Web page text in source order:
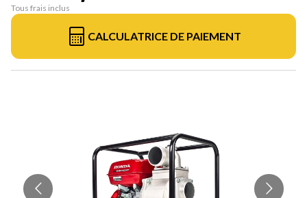
Tous frais inclus
CALCULATRICE DE PAIEMENT